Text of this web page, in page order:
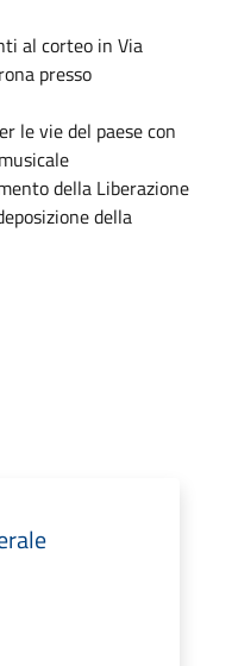
al corteo in Via
presso
le vie del paese con
della Liberazione
della